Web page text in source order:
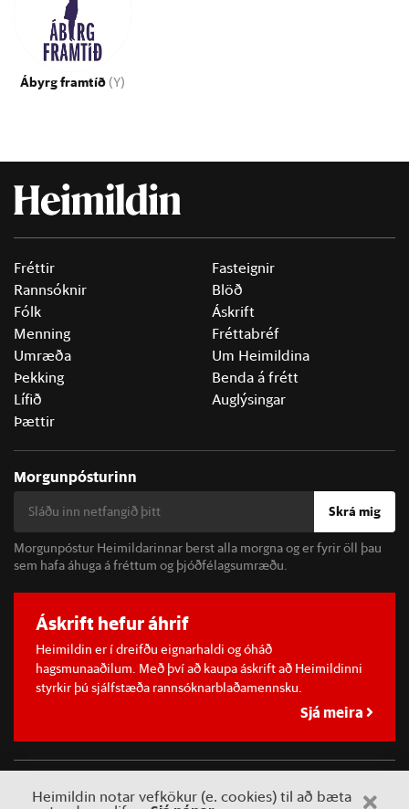
Ábyrg framtíð (Y)
Fréttir
Rannsóknir
Fólk
Menning
Umræða
Þekking
Lífið
Þættir
Fasteignir
Blöð
Áskrift
Fréttabréf
Um Heimildina
Benda á frétt
Auglýsingar
Morgunpósturinn
Skrá mig
Morgunpóstur Heimildarinnar berst alla morgna og er fyrir öll þau
sem hafa áhuga á fréttum og þjóðfélagsumræðu.
Áskrift hefur áhrif
Heimildin er í dreifðu eignarhaldi og óháð
hagsmunaaðilum. Með því að kaupa áskrift að Heimildinni
styrkir þú sjálfstæða rannsóknarblaðamennsku.
Sjá meira
á efni miðilsins er óheimil án samþykkis.
Heimildin notar vefkökur (e. cookies) til að bæta